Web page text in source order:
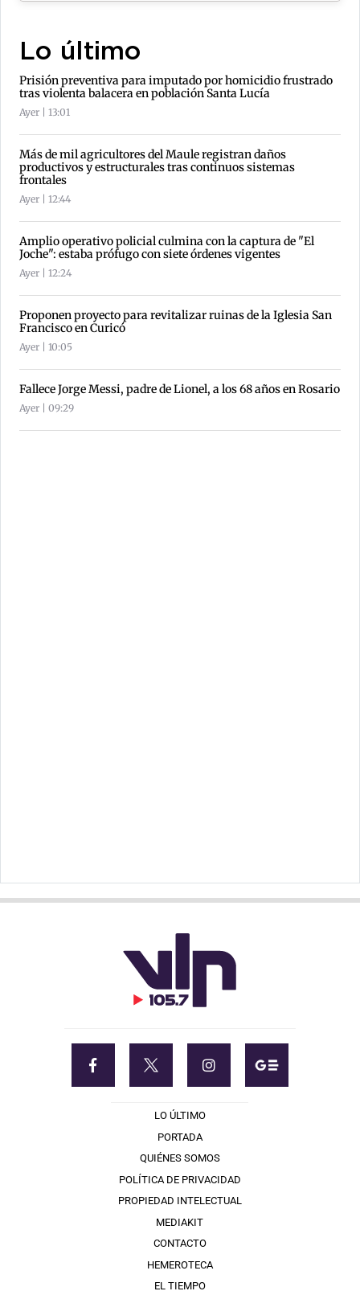
Lo último
Prisión preventiva para imputado por homicidio frustrado
tras violenta balacera en población Santa Lucía
Ayer | 13:01
Más de mil agricultores del Maule registran daños
productivos y estructurales tras continuos sistemas
frontales
Ayer | 12:44
Amplio operativo policial culmina con la captura de "El
Joche": estaba prófugo con siete órdenes vigentes
Ayer | 12:24
Proponen proyecto para revitalizar ruinas de la Iglesia San
Francisco en Curicó
Ayer | 10:05
Fallece Jorge Messi, padre de Lionel, a los 68 años en Rosario
Ayer | 09:29
LO ÚLTIMO
PORTADA
QUIÉNES SOMOS
POLÍTICA DE PRIVACIDAD
PROPIEDAD INTELECTUAL
MEDIAKIT
CONTACTO
HEMEROTECA
EL TIEMPO